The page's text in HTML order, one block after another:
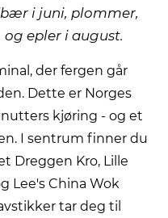
i juni, plommer,
epler i august.
der fergen går
Dette er Norges
kjøring - og et
I sentrum finner du
Dreggen Kro, Lille
Lee's China Wok
tar deg til